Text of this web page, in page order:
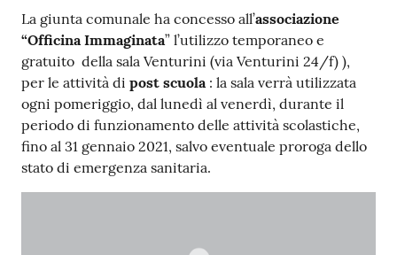
r
e
I
m
o
l
a
Argomenti
Contenuto
La giunta comunale ha concesso all’associazione
“Officina Immaginata” l’utilizzo temporaneo e
gratuito della sala Venturini (via Venturini 24/f) ),
per le attività di post scuola: la sala verrà utilizzata
ogni pomeriggio, dal lunedì al venerdì, durante il
periodo di funzionamento delle attività scolastiche,
fino al 31 gennaio 2021, salvo eventuale proroga dello
stato di emergenza sanitaria.